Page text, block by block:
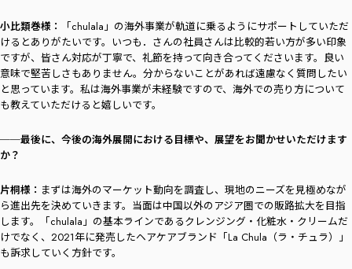
小比類巻様：
「chulala」の海外事業が軌道に乗るようにサポートしていただ
けるとありがたいです。いつも．さんの社員さんは比較的若い方が多い印象
ですが、皆さん対応が丁寧で、礼節を持って向き合ってくださいます。良い
意味で堅苦しさもありません。分からないことがあれば遠慮なく質問したい
と思っています。私は海外事業が未経験ですので、海外での売り方について
も教えていただけると嬉しいです。
──最後に、今後の海外展開における目標や、展望をお聞かせいただけます
か？
片桐様： まずは海外のマーケット動向を調査し、現地のニーズを見極めなが
ら進出先を決めていきます。当面は中国以外のアジア圏での販路拡大を目指
します。「chulala」の基本ラインであるクレンジング・化粧水・クリームだ
けでなく、2021年に発売したヘアケアブランド「La Chula（ラ・チュラ）」
も訴求していく方針です。